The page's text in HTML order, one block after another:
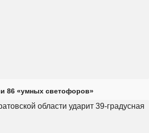
86 «умных светофоров»